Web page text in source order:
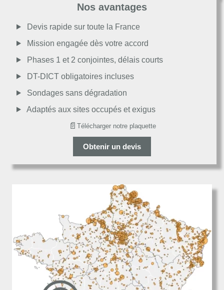
Moyen
Passable
Décevant
Nos avantages
Devis rapide sur toute la France
Mission engagée dès votre accord
Phases 1 et 2 conjointes, délais courts
DT-DICT obligatoires incluses
Sondages sans dégradation
Adaptés aux sites occupés et exigus
📄 Télécharger notre plaquette
Obtenir un devis